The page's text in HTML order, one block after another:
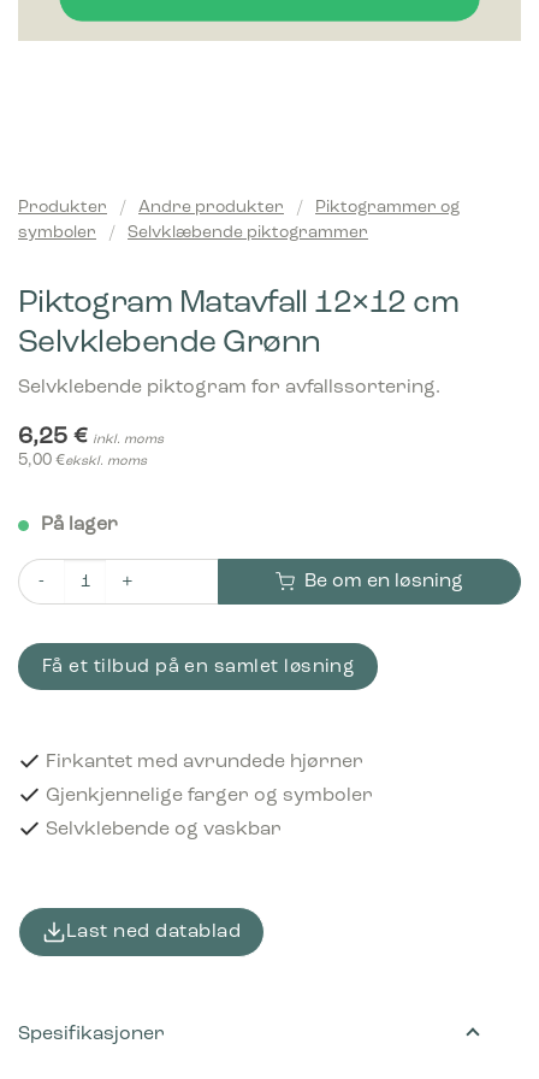
Produkter / Andre produkter /
Piktogrammer og
symboler
/ Selvklæbende piktogrammer
Piktogram Matavfall 12×12 cm
Selvklebende Grønn
Selvklebende piktogram for avfallssortering.
6,25 € inkl. moms
5,00 €ekskl. moms
På lager
Piktogram Matavfall 12x12 cm Selvklebende Grønn antall
Be om en løsning
Få et tilbud på en samlet løsning
Firkantet med avrundede hjørner
Gjenkjennelige farger og symboler
Selvklebende og vaskbar
Last ned datablad
Spesifikasjoner